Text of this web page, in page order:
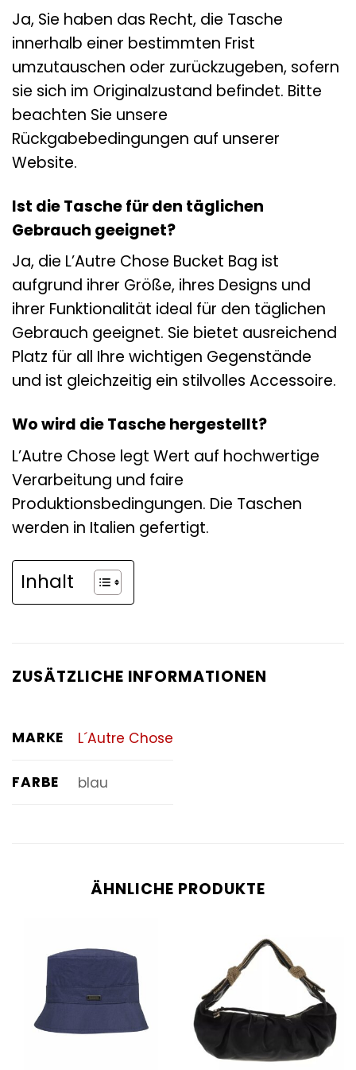
Ja, Sie haben das Recht, die Tasche
innerhalb einer bestimmten Frist
umzutauschen oder zurückzugeben, sofern
sie sich im Originalzustand befindet. Bitte
beachten Sie unsere
Rückgabebedingungen auf unserer
Website.
Ist die Tasche für den täglichen
Gebrauch geeignet?
Ja, die L’Autre Chose Bucket Bag ist
aufgrund ihrer Größe, ihres Designs und
ihrer Funktionalität ideal für den täglichen
Gebrauch geeignet. Sie bietet ausreichend
Platz für all Ihre wichtigen Gegenstände
und ist gleichzeitig ein stilvolles Accessoire.
Wo wird die Tasche hergestellt?
L’Autre Chose legt Wert auf hochwertige
Verarbeitung und faire
Produktionsbedingungen. Die Taschen
werden in Italien gefertigt.
Inhalt
ZUSÄTZLICHE INFORMATIONEN
MARKE L´Autre Chose
FARBE blau
ÄHNLICHE PRODUKTE